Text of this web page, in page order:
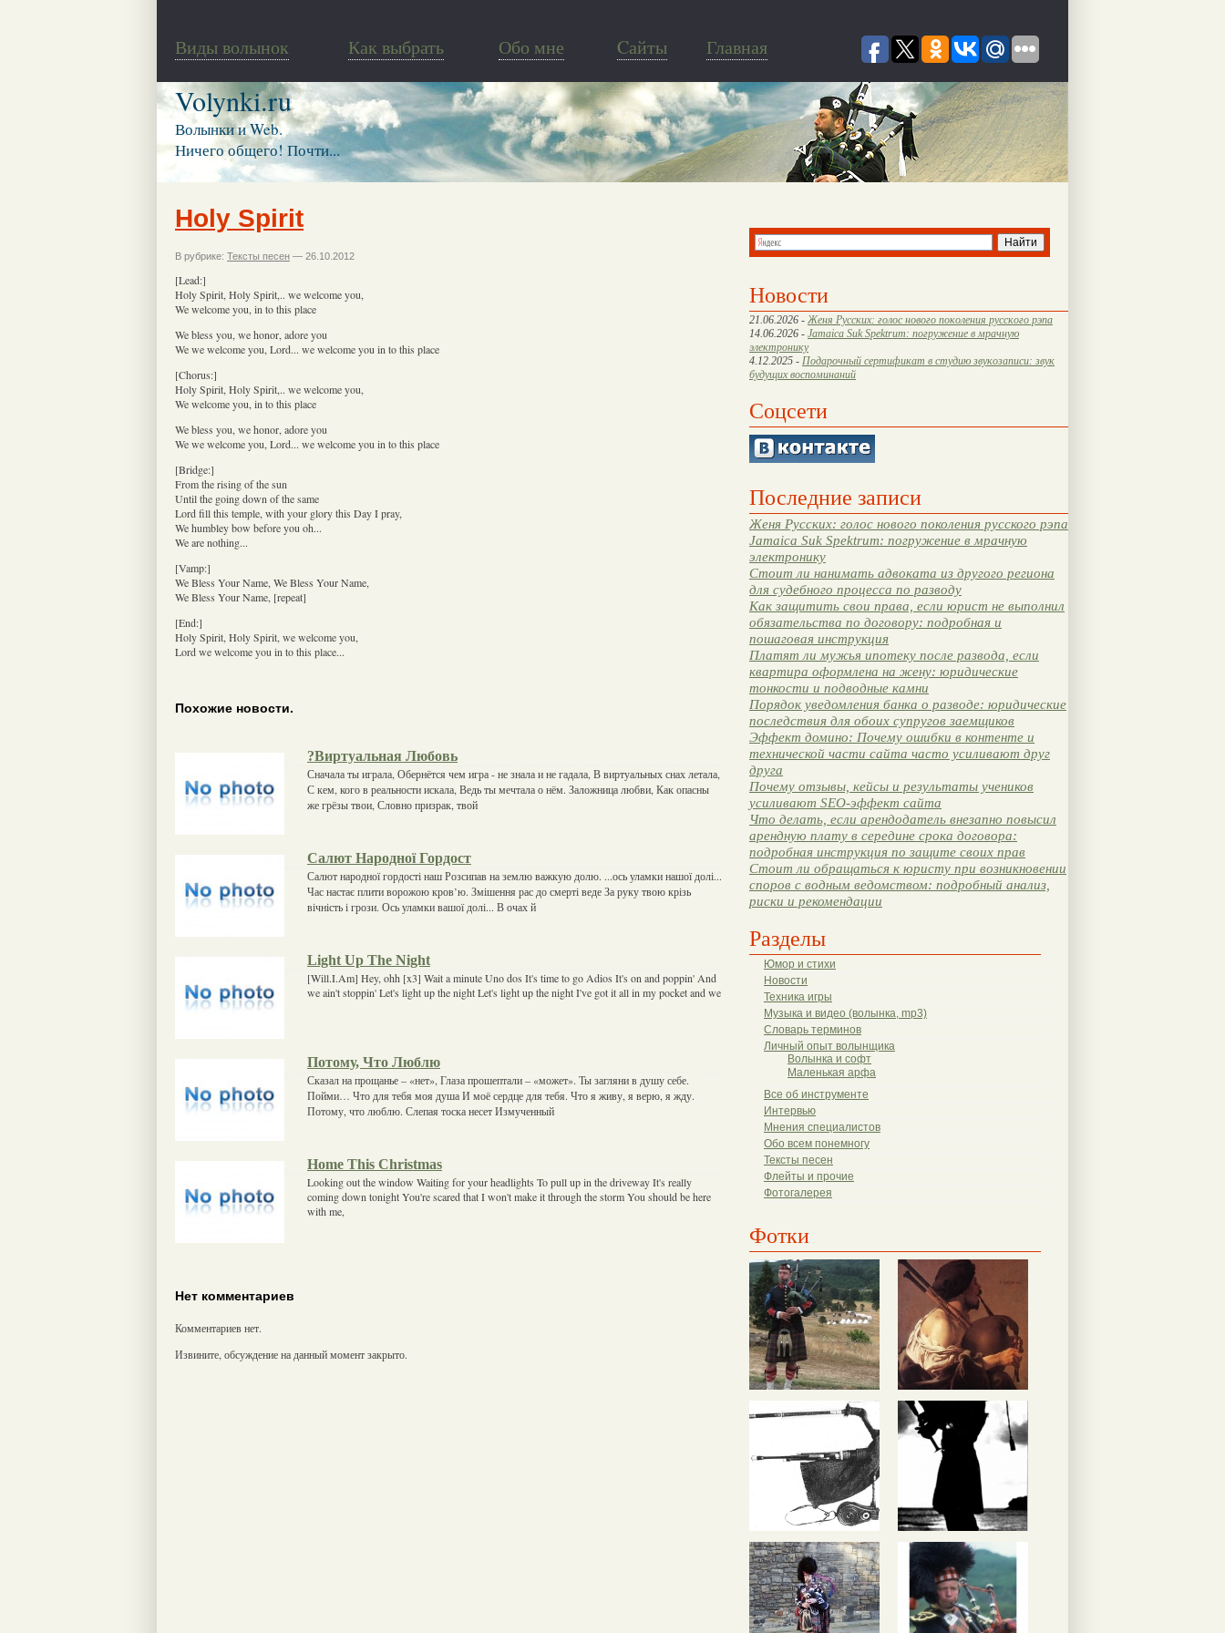
Виды волынок Как выбрать Обо мне Cайты Главная
Volynki.ru
Волынки и Web.
Ничего общего! Почти...
Новости
21.06.2026 - Женя Русских: голос нового поколения русского рэпа
14.06.2026 - Jamaica Suk Spektrum: погружение в мрачную
электронику
4.12.2025 - Подарочный сертификат в студию звукозаписи: звук
будущих воспоминаний
Соцсети
Последние записи
Женя Русских: голос нового поколения русского рэпа
Jamaica Suk Spektrum: погружение в мрачную
электронику
Стоит ли нанимать адвоката из другого региона
для судебного процесса по разводу
Как защитить свои права, если юрист не выполнил
обязательства по договору: подробная и
пошаговая инструкция
Платят ли мужья ипотеку после развода, если
квартира оформлена на жену: юридические
тонкости и подводные камни
Порядок уведомления банка о разводе: юридические
последствия для обоих супругов заемщиков
Эффект домино: Почему ошибки в контенте и
технической части сайта часто усиливают друг
друга
Почему отзывы, кейсы и результаты учеников
усиливают SEO-эффект сайта
Что делать, если арендодатель внезапно повысил
арендную плату в середине срока договора:
подробная инструкция по защите своих прав
Стоит ли обращаться к юристу при возникновении
споров с водным ведомством: подробный анализ,
риски и рекомендации
Разделы
Юмор и стихи
Новости
Техника игры
Музыка и видео (волынка, mp3)
Словарь терминов
Личный опыт волынщика
Волынка и софт
Маленькая арфа
Все об инструменте
Интервью
Мнения специалистов
Обо всем понемногу
Тексты песен
Флейты и прочие
Фотогалерея
Фотки
Holy Spirit
В рубрике: Тексты песен — 26.10.2012
[Lead:]
Holy Spirit, Holy Spirit,.. we welcome you,
We welcome you, in to this place
We bless you, we honor, adore you
We we welcome you, Lord... we welcome you in to this place
[Chorus:]
Holy Spirit, Holy Spirit,.. we welcome you,
We welcome you, in to this place
We bless you, we honor, adore you
We we welcome you, Lord... we welcome you in to this place
[Bridge:]
From the rising of the sun
Until the going down of the same
Lord fill this temple, with your glory this Day I pray,
We humbley bow before you oh...
We are nothing...
[Vamp:]
We Bless Your Name, We Bless Your Name,
We Bless Your Name, [repeat]
[End:]
Holy Spirit, Holy Spirit, we welcome you,
Lord we welcome you in to this place...
Похожие новости.
?Виртуальная Любовь
Сначала ты играла, Обернётся чем игра - не знала и не гадала, В виртуальных снах летала,
С кем, кого в реальности искала, Ведь ты мечтала о нём. Заложница любви, Как опасны
же грёзы твои, Словно призрак, твой
Салют Народної Гордост
Салют народної гордості наш Розсипав на землю важкую долю. ...ось уламки нашої долі...
Час настає плити ворожою кров’ю. Змішення рас до смерті веде За руку твою крізь
вічність і грози. Ось уламки вашої долі... В очах й
Light Up The Night
[Will.I.Am] Hey, ohh [x3] Wait a minute Uno dos It's time to go Adios It's on and poppin' And
we ain't stoppin' Let's light up the night Let's light up the night I've got it all in my pocket and we
Потому, Что Люблю
Сказал на прощанье – «нет», Глаза прошептали – «может». Ты загляни в душу себе.
Пойми… Что для тебя моя душа И моё сердце для тебя. Что я живу, я верю, я жду.
Потому, что люблю. Слепая тоска несет Измученный
Home This Christmas
Looking out the window Waiting for your headlights To pull up in the driveway It's really
coming down tonight You're scared that I won't make it through the storm You should be here
with me,
Нет комментариев
Комментариев нет.
Извините, обсуждение на данный момент закрыто.